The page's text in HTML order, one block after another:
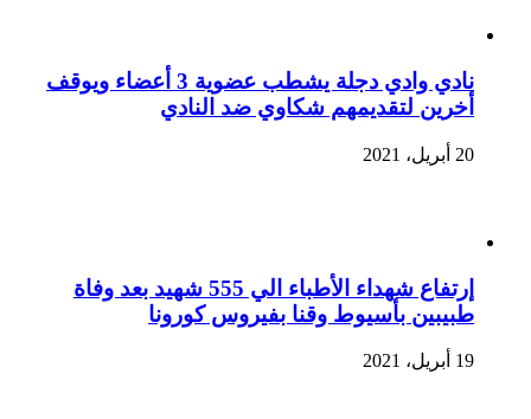
نادي وادي دجلة يشطب عضوية 3 أعضاء ويوقف
أخرين لتقديمهم شكاوي ضد النادي
20 أبريل، 2021
إرتفاع شهداء الأطباء الي 555 شهيد بعد وفاة
طبيبين بأسيوط وقنا بفيروس كورونا
19 أبريل، 2021